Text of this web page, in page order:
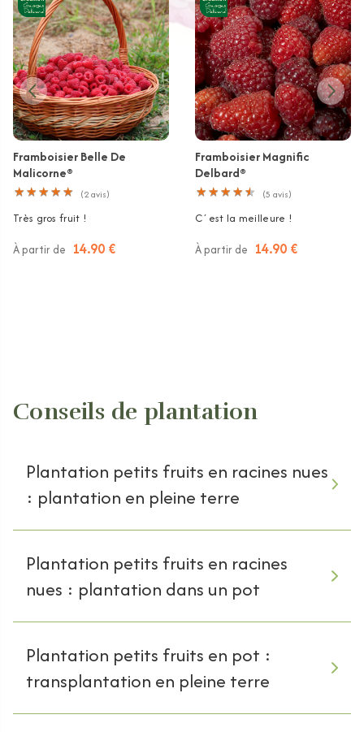
Framboisier Belle De
Malicorne®
★ ★ ★ ★ ★
★ ★ ★ ★ ★ (2avis)
Très gros fruit !
À partir de 14.90 €
Framboisier Magnific
Delbard®
★ ★ ★ ★ ★
★ ★ ★ ★ ★ (5 avis)
C´est la meilleure !
À partir de 14.90 €
Conseils de plantation
Plantation petits fruits en racines nues
: plantation en pleine terre
Plantation petits fruits en racines
nues : plantation dans un pot
Plantation petits fruits en pot :
transplantation en pleine terre